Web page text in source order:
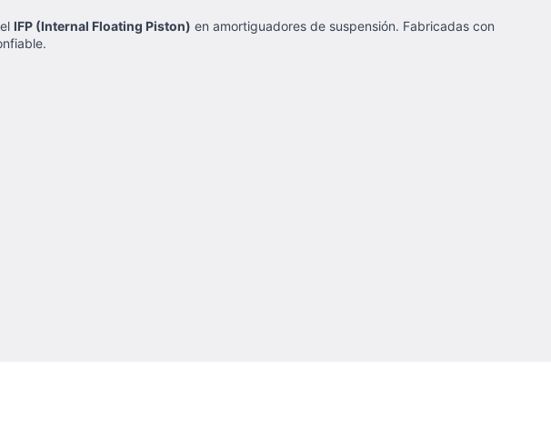
IFP (Internal Floating Piston) en amortiguadores de suspensión. Fabricadas con